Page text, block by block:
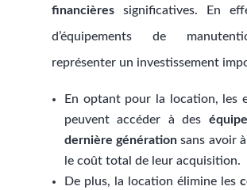
financièressignificatives. En
d’équipements de
représenter un investissement
En optant pour la location, les
peuvent accéder à des
dernière génération sans avoir
le coût total de leur acquisition.
De plus, la location élimine les